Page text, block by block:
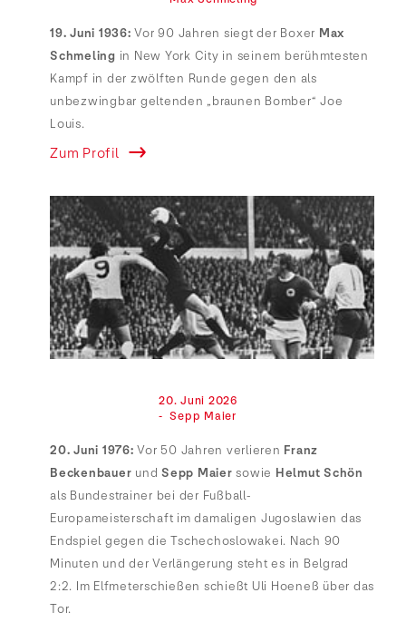
19. Juni 1936: Vor 90 Jahren siegt der Boxer Max
Schmeling in New York City in seinem berühmtesten
Kampf in der zwölften Runde gegen den als
unbezwingbar geltenden „braunen Bomber“ Joe
Louis.
Zum Profil
20. Juni 1976: Vor 50 Jahren verlieren Franz
Beckenbauer und Sepp Maier sowie Helmut Schön
als Bundestrainer bei der Fußball-
Europameisterschaft im damaligen Jugoslawien das
Endspiel gegen die Tschechoslowakei. Nach 90
Minuten und der Verlängerung steht es in Belgrad
2:2. Im Elfmeterschießen schießt Uli Hoeneß über das
Tor.